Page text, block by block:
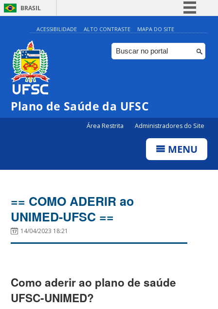
BRASIL
Simplifique!
Comunica BR
Participe
Canais
ACESSIBILIDADE ALTO CONTRASTE MAPA DO SITE
Plano de Saúde da UFSC
Área Restrita Administradores do Site
MENU
== COMO ADERIR ao
UNIMED-UFSC ==
14/04/2023 18:21
Como aderir ao plano de saúde
UFSC-UNIMED?